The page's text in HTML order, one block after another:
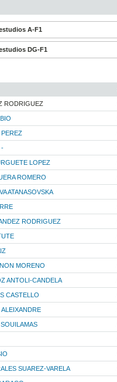
A-F1
DG-F1
RODRIGUEZ
-
LOPEZ
ROMERO
ATANASOVSKA
RODRIGUEZ
MORENO
ANTOLI-CANDELA
CASTELLO
ALEIXANDRE
SUAREZ-VARELA